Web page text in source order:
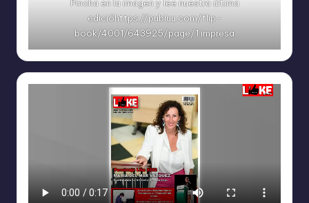
Pincha en la imagen y lee nuestra última
edicióhttps://publuu.com/flip-
book/4001/643925/page/1 impresa